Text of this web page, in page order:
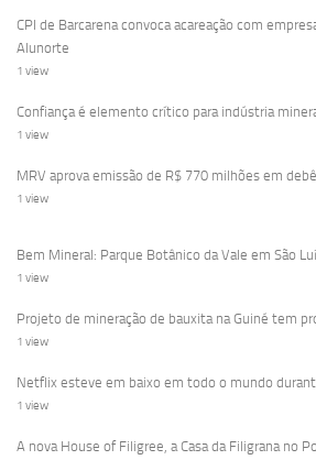
CPI de Barcarena convoca acareação com
Alunorte
1 view
Confiança é elemento crítico para indústria
1 view
MRV aprova emissão de R$ 770 milhões em
1 view
Bem Mineral: Parque Botânico da Vale em São
1 view
Projeto de mineração de bauxita na Guiné tem
1 view
Netflix esteve em baixo em todo o mundo
1 view
A nova House of Filigree, a Casa da Filigrana no